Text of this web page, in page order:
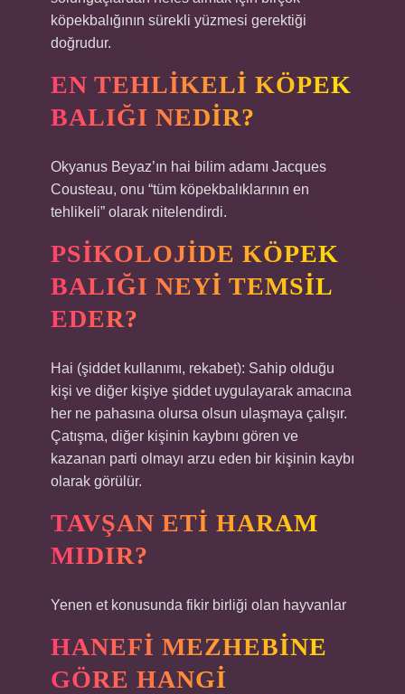
köpekbalığının sürekli yüzmesi gerektiği
doğrudur.
EN TEHLIKELI KÖPEK
BALIĞI NEDIR?
Okyanus Beyaz’ın hai bilim adamı Jacques
Cousteau, onu “tüm köpekbalıklarının en
tehlikeli” olarak nitelendirdi.
PSIKOLOJIDE KÖPEK
BALIĞI NEYI TEMSIL
EDER?
Hai (şiddet kullanımı, rekabet): Sahip olduğu
kişi ve diğer kişiye şiddet uygulayarak amacına
her ne pahasına olursa olsun ulaşmaya çalışır.
Çatışma, diğer kişinin kaybını gören ve
kazanan parti olmayı arzu eden bir kişinin kaybı
olarak görülür.
TAVŞAN ETI HARAM
MIDIR?
Yenen et konusunda fikir birliği olan hayvanlar
HANEFI MEZHEBINE
GÖRE HANGI